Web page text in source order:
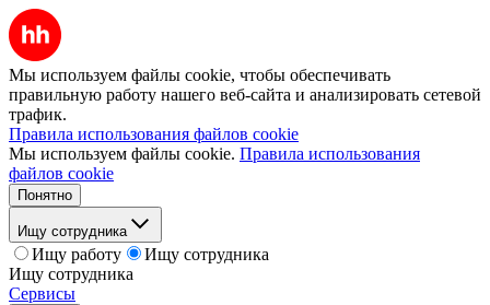
Мы используем файлы cookie, чтобы обеспечивать
правильную работу нашего веб-сайта и анализировать сетевой
трафик.
Правила использования файлов cookie
Мы используем файлы cookie. Правила использования
файлов cookie
Понятно
Ищу сотрудника
Ищу работу
Ищу сотрудника
Ищу сотрудника
Сервисы